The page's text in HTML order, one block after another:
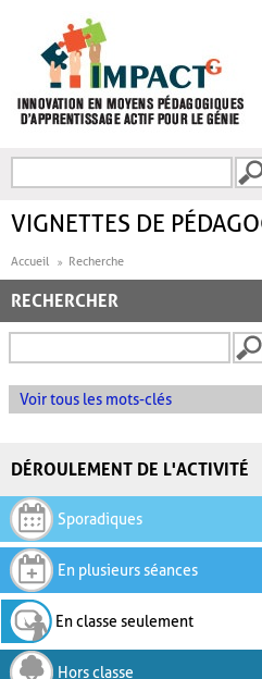
FORMULAIRE DE
VIGNETTES DE
Accueil Recherche
RECHERCHER
Voir tous les mots-clés
DÉROULEMENT DE L'ACTIVITÉ
Sporadiques
En plusieurs séances
En classe seulement
Hors classe